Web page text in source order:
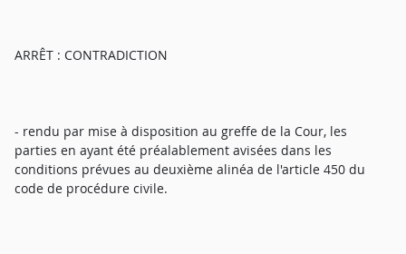
ARRÊT : CONTRADICTION
- rendu par mise à disposition au greffe de la Cour, les
parties en ayant été préalablement avisées dans les
conditions prévues au deuxième alinéa de l'article 450 du
code de procédure civile.